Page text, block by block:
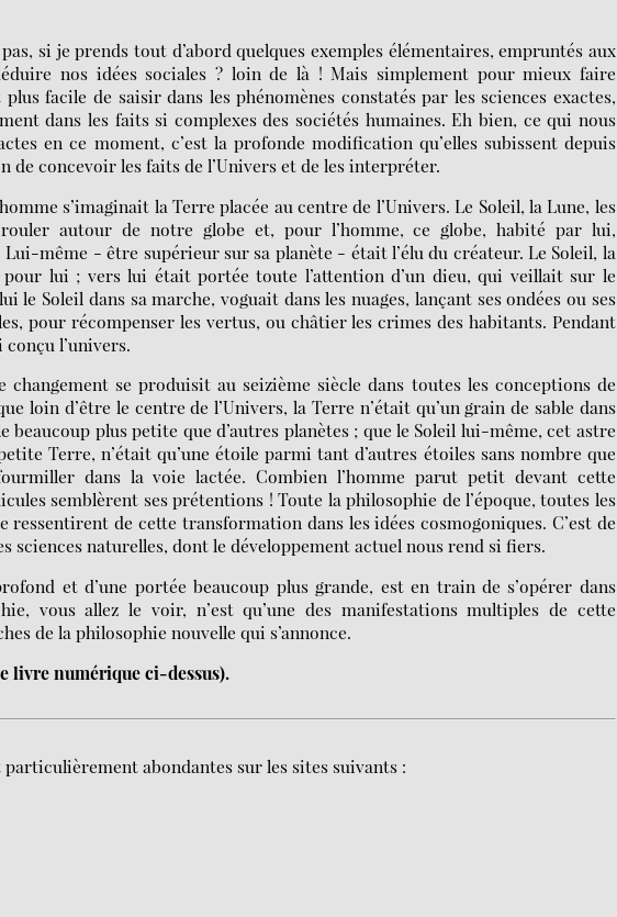
si je prends tout d’abord quelques exemples élémentaires, empruntés aux
nos idées sociales ? loin de là ! Mais simplement pour mieux faire
facile de saisir dans les phénomènes constatés par les sciences exactes,
dans les faits si complexes des sociétés humaines. Eh bien, ce qui nous
en ce moment, c’est la profonde modification qu’elles subissent depuis
de concevoir les faits de l’Univers et de les interpréter.
s’imaginait la Terre placée au centre de l’Univers. Le Soleil, la Lune, les
autour de notre globe et, pour l’homme, ce globe, habité par lui,
même - être supérieur sur sa planète - était l’élu du créateur. Le Soleil, la
pour lui ; vers lui était portée toute l’attention d’un dieu, qui veillait sur le
le Soleil dans sa marche, voguait dans les nuages, lançant ses ondées ou ses
pour récompenser les vertus, ou châtier les crimes des habitants. Pendant
conçu l’univers.
changement se produisit au seizième siècle dans toutes les conceptions de
loin d’être le centre de l’Univers, la Terre n’était qu’un grain de sable dans
beaucoup plus petite que d’autres planètes ; que le Soleil lui-même, cet astre
Terre, n’était qu’une étoile parmi tant d’autres étoiles sans nombre que
dans la voie lactée. Combien l’homme parut petit devant cette
semblèrent ses prétentions ! Toute la philosophie de l’époque, toutes les
ressentirent de cette transformation dans les idées cosmogoniques. C’est de
sciences naturelles, dont le développement actuel nous rend si fiers.
et d’une portée beaucoup plus grande, est en train de s’opérer dans
vous allez le voir, n’est qu’une des manifestations multiples de cette
de la philosophie nouvelle qui s’annonce.
livre numérique ci-dessus).
particulièrement abondantes sur les sites suivants :